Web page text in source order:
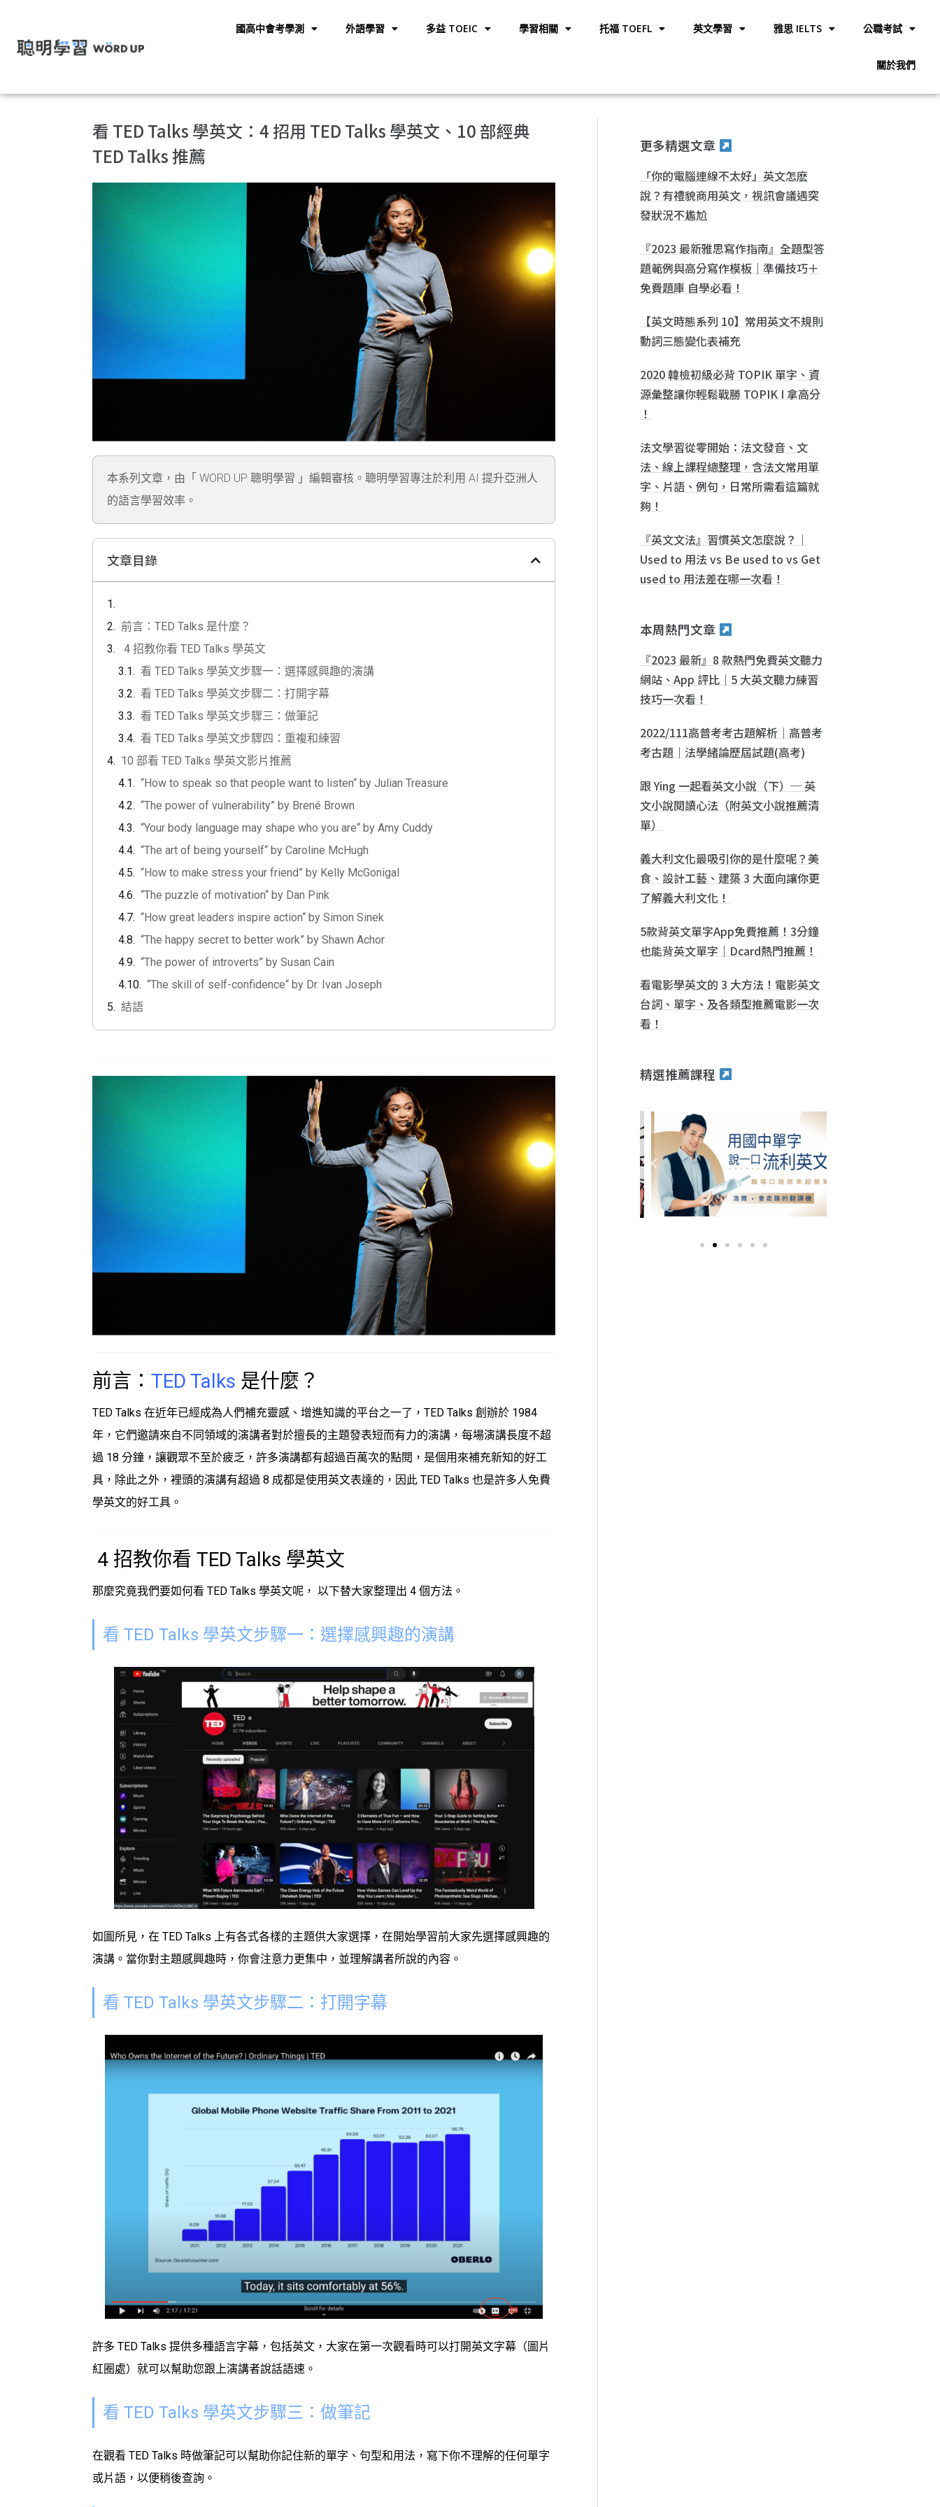
國高中會考學測 外語學習 多益 TOEIC 學習相關 托福 TOEFL 英文學習 雅思 IELTS 公職考試
關於我們
看 TED Talks 學英文：4 招用 TED Talks 學英文、10 部經典
TED Talks 推薦
本系列文章，由「 WORD UP 聰明學習 」編輯審核。聰明學習專注於利用 AI 提升亞洲人
的語言學習效率。
文章目錄
前言：TED Talks 是什麼？
4 招教你看 TED Talks 學英文
看 TED Talks 學英文步驟一：選擇感興趣的演講
看 TED Talks 學英文步驟二：打開字幕
看 TED Talks 學英文步驟三：做筆記
看 TED Talks 學英文步驟四：重複和練習
10 部看 TED Talks 學英文影片推薦
“How to speak so that people want to listen“ by Julian Treasure
“The power of vulnerability” by Brené Brown
“Your body language may shape who you are“ by Amy Cuddy
“The art of being yourself“ by Caroline McHugh
“How to make stress your friend” by Kelly McGonigal
“The puzzle of motivation“ by Dan Pink
“How great leaders inspire action“ by Simon Sinek
“The happy secret to better work” by Shawn Achor
“The power of introverts” by Susan Cain
“The skill of self-confidence“ by Dr. Ivan Joseph
結語
前言： TED Talks 是什麼？
TED Talks 在近年已經成為人們補充靈感、增進知識的平台之一了， TED Talks 創辦於 1984
年，它們邀請來自不同領域的演講者對於擅長的主題發表短而有力的演講，每場演講長度不超
過 18 分鐘，讓觀眾不至於疲乏，許多演講都有超過百萬次的點閱，是個用來補充新知的好工
具，除此之外，裡頭的演講有超過 8 成都是使用英文表達的，因此 TED Talks 也是許多人免費
學英文的好工具。
4 招教你看 TED Talks 學英文
那麼究竟我們要如何看 TED Talks 學英文呢， 以下替大家整理出 4 個方法。
看 TED Talks 學英文步驟一：選擇感興趣的演講
如圖所見，在 TED Talks 上有各式各樣的主題供大家選擇，在開始學習前大家先選擇感興趣的
演講。當你對主題感興趣時，你會注意力更集中，並理解講者所說的內容。
看 TED Talks 學英文步驟二：打開字幕
許多 TED Talks 提供多種語言字幕，包括英文，大家在第一次觀看時可以打開英文字幕（圖片
紅圈處）就可以幫助您跟上演講者說話語速。
看 TED Talks 學英文步驟三：做筆記
在觀看 TED Talks 時做筆記可以幫助你記住新的單字、句型和用法，寫下你不理解的任何單字
或片語，以便稍後查詢。
更多精選文章
「你的電腦連線不太好」英文怎麽
說？有禮貌商用英文，視訊會議遇突
發狀況不尷尬
『2023 最新雅思寫作指南』全題型答
題範例與高分寫作模板｜準備技巧＋
免費題庫 自學必看！
【英文時態系列 10】常用英文不規則
動詞三態變化表補充
2020 韓檢初級必背 TOPIK 單字、資
源彙整讓你輕鬆戰勝 TOPIK I 拿高分
！
法文學習從零開始：法文發音、文
法、線上課程總整理，含法文常用單
字、片語、例句，日常所需看這篇就
夠！
『英文文法』習慣英文怎麼說？｜
Used to 用法 vs Be used to vs Get
used to 用法差在哪一次看！
本周熱門文章
『2023 最新』8 款熱門免費英文聽力
網站、App 評比｜5 大英文聽力練習
技巧一次看！
2022/111高普考考古題解析｜高普考
考古題｜法學緒論歷屆試題(高考)
跟 Ying 一起看英文小說（下）─ 英
文小說閱讀心法（附英文小說推薦清
單）
義大利文化最吸引你的是什麼呢？美
食、設計工藝、建築 3 大面向讓你更
了解義大利文化！
5款背英文單字App免費推薦！3分鐘
也能背英文單字｜Dcard熱門推薦！
看電影學英文的 3 大方法！電影英文
台詞、單字、及各類型推薦電影一次
看！
精選推薦課程